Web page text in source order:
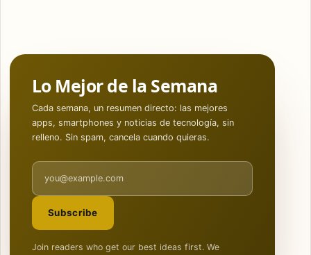
Lo Mejor de la Semana
Cada semana, un resumen directo: las mejores
apps, smartphones y noticias de tecnología, sin
relleno. Sin spam, cancela cuando quieras.
Email address
Subscribe
Join readers who get our best ideas first. We